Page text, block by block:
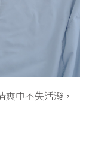
中不失活潑，